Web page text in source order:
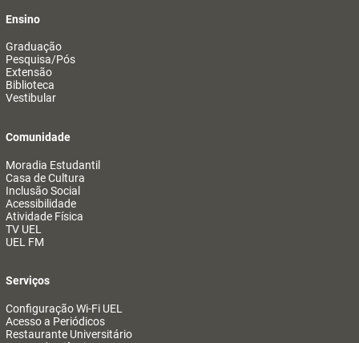
Ensino
Graduação
Pesquisa/Pós
Extensão
Biblioteca
Vestibular
Comunidade
Moradia Estudantil
Casa de Cultura
Inclusão Social
Acessibilidade
Atividade Física
TV UEL
UEL FM
Serviços
Configuração Wi-Fi UEL
Acesso a Periódicos
Restaurante Universitário